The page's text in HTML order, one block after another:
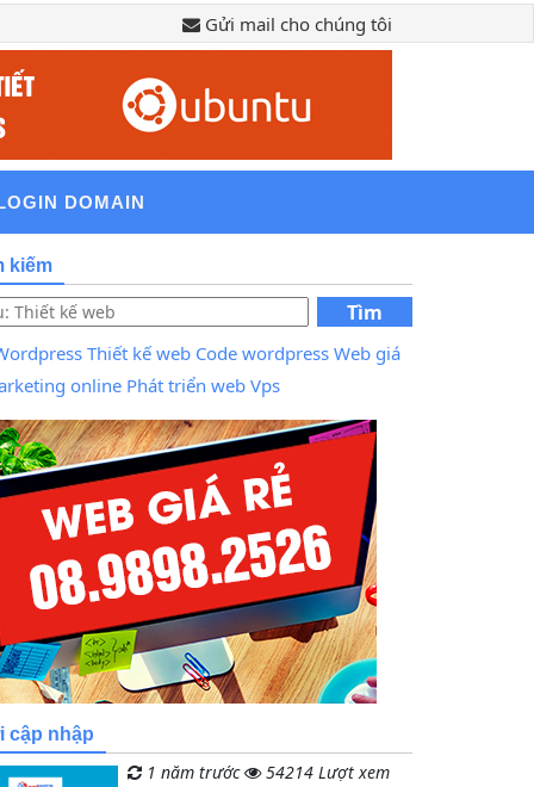
Gửi mail cho chúng tôi
DOMAIN
kiếm
Tìm
kiếm
Thiết kế web Code wordpress Web giá
online Phát triển web Vps
cập nhập
1 năm trước 54214 Lượt xem